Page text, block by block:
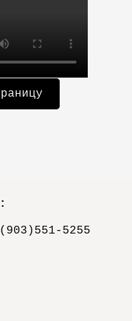
5255